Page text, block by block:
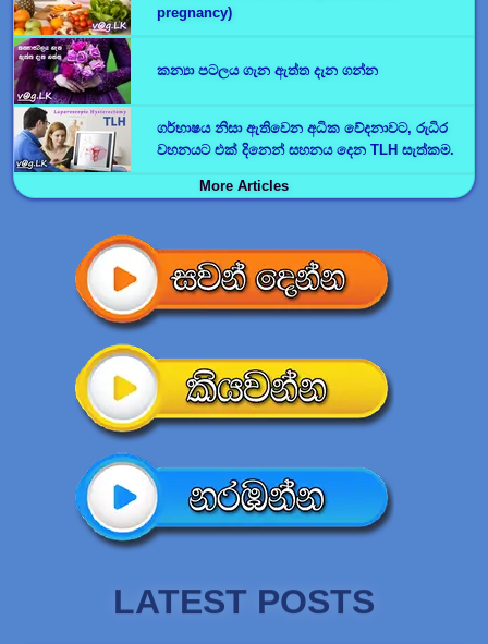
pregnancy)
කන්‍යා පටලය ගැන ඇත්ත දැන ගන්න
ගර්භාෂය නිසා ඇතිවෙන අධික වේදනාවට, රුධිර
වහනයට එක් දිනෙන් සහනය දෙන TLH සැත්කම.
More Articles
LATEST POSTS